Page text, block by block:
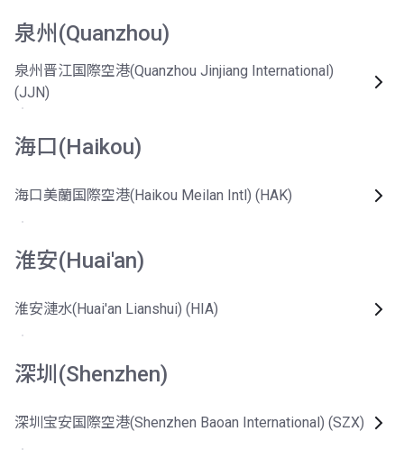
泉州(Quanzhou)
泉州晋江国際空港(Quanzhou Jinjiang International)
(JJN)
海口(Haikou)
海口美蘭国際空港(Haikou Meilan Intl) (HAK)
淮安(Huai'an)
淮安漣水(Huai'an Lianshui) (HIA)
深圳(Shenzhen)
深圳宝安国際空港(Shenzhen Baoan International) (SZX)